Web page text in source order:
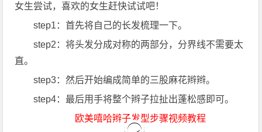
女生尝试，喜欢的女生赶快试试吧！
step1：首先将自己的长发梳理一下。
step2：将头发分成对称的两部分，分界线不需要太
直。
step3：然后开始编成简单的三股麻花辫辫。
step4：最后用手将整个辫子拉扯出蓬松感即可。
欧美嘻哈辫子发型步骤视频教程